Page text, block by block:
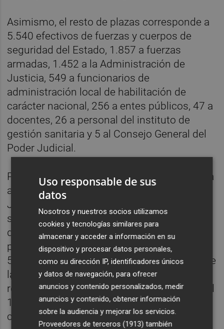
Asimismo, el resto de plazas corresponde a
5.540 efectivos de fuerzas y cuerpos de
seguridad del Estado, 1.857 a fuerzas
armadas, 1.452 a la Administración de
Justicia, 549 a funcionarios de
administración local de habilitación de
carácter nacional, 256 a entes públicos, 47 a
docentes, 26 a personal del instituto de
gestión sanitaria y 5 al Consejo General del
Poder Judicial.
Por sectores, el 11% de las plazas se destina
a la reforma integral y modernización de
Justicia, el 10,8% a modernización del
sistema fiscal, el 10,2% a transformación
digital, el 8,7% a fortalecimiento del sistema
penitenciario, el 7% a cohesión social, el
5,1% a I+D+i, el 4,6% a sanidad y vigilancia de
la salud y a infraestructuras y ecosistemas
resilientes, el 2,3% a transición ecológica y el
1,2% a relaciones internacionales y
comerciales.
Uso responsable de sus
datos
Nosotros y nuestros socios utilizamos
cookies y tecnologías similares para
almacenar y acceder a información en su
dispositivo y procesar datos personales,
como su dirección IP, identificadores únicos
y datos de navegación, para ofrecer
anuncios y contenido personalizados, medir
anuncios y contenido, obtener información
sobre la audiencia y mejorar los servicios.
Proveedores de terceros (1913) también